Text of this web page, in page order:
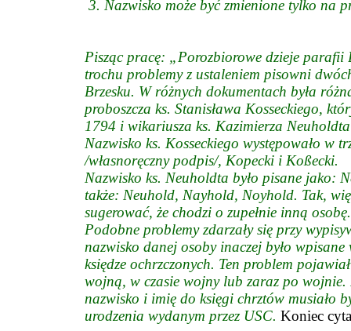
3. Nazwisko może być zmienione tylko na
Pisząc pracę: „Porozbiorowe dzieje parafii
trochu problemy z ustaleniem pisowni
Brzesku. W różnych dokumentach była
proboszcza ks. Stanisława Kosseckiego,
1794 i wikariusza ks. Kazimierza
Nazwisko ks. Kosseckiego występowało w
/własnoręczny podpis/, Kopecki i Koßecki.
Nazwisko ks. Neuholdta było pisane jako:
także: Neuhold, Nayhold, Noyhold. Tak,
sugerować, że chodzi o zupełnie inną osobę.
Podobne problemy zdarzały się przy
nazwisko danej osoby inaczej było
księdze ochrzczonych. Ten problem
wojną, w czasie wojny lub zaraz po wojnie.
nazwisko i imię do księgi chrztów musiało
urodzenia wydanym przez USC. Koniec